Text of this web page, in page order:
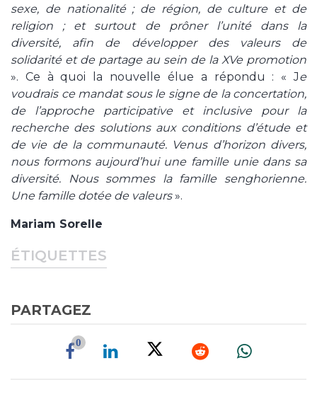
sexe, de nationalité ; de région, de culture et de
religion ; et surtout de prôner l’unité dans la
diversité, afin de développer des valeurs de
solidarité et de partage au sein de la XVe promotion
». Ce à quoi la nouvelle élue a répondu : « Je
voudrais ce mandat sous le signe de la concertation,
de l’approche participative et inclusive pour la
recherche des solutions aux conditions d’étude et
de vie de la communauté. Venus d’horizon divers,
nous formons aujourd’hui une famille unie dans sa
diversité. Nous sommes la famille senghorienne.
Une famille dotée de valeurs».
Mariam Sorelle
ÉTIQUETTES
PARTAGEZ
0